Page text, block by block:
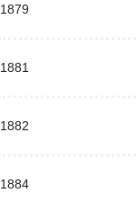
1879
1881
1882
1884